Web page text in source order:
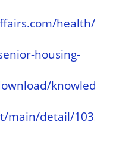
health/
housing-
knowledge/
detail/103356